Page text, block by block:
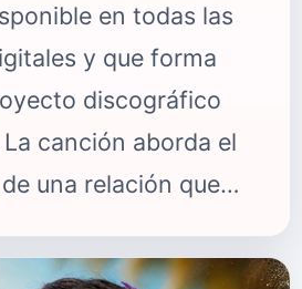
en todas las
y que forma
discográfico
canción aborda el
una relación que
puede terminar